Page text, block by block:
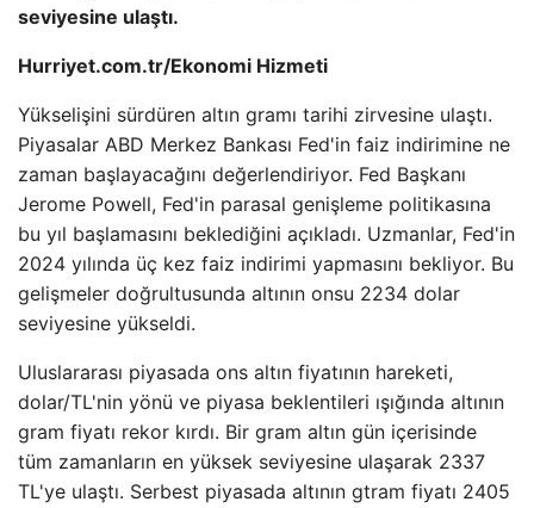
seviyesine ulaştı.
Hurriyet.com.tr/Ekonomi Hizmeti
Yükselişini sürdüren altın gramı tarihi zirvesine ulaştı.
Piyasalar ABD Merkez Bankası Fed'in faiz indirimine ne
zaman başlayacağını değerlendiriyor. Fed Başkanı
Jerome Powell, Fed'in parasal genişleme politikasına
bu yıl başlamasını beklediğini açıkladı. Uzmanlar, Fed'in
2024 yılında üç kez faiz indirimi yapmasını bekliyor. Bu
gelişmeler doğrultusunda altının onsu 2234 dolar
seviyesine yükseldi.
Uluslararası piyasada ons altın fiyatının hareketi,
dolar/TL'nin yönü ve piyasa beklentileri ışığında altının
gram fiyatı rekor kırdı. Bir gram altın gün içerisinde
tüm zamanların en yüksek seviyesine ulaşarak 2337
TL'ye ulaştı. Serbest piyasada altının gtram fiyatı 2405